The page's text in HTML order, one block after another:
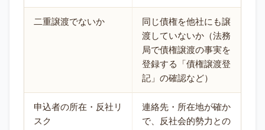
二重譲渡でないか
同じ債権を他社にも譲
渡していないか（法務
局で債権譲渡の事実を
登録する「債権譲渡登
記」の確認など）
申込者の所在・反社リ
スク
連絡先・所在地が確か
で、反社会的勢力との